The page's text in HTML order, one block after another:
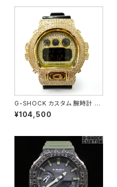
G-SHOCK カスタム 腕時計 D
W-6900CB-1 DW6900-05
4
¥104,500